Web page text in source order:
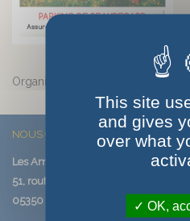
Organisé par la municipalité de
NOUS CONTACTER
Les Amis de Saint-Véran
51, route de Saint-Véran
05350 SAINT-VERAN
This site
and gives
over what
OK,